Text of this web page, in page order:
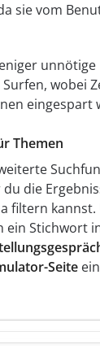
sie vom
unnötige
wobei
eingespart
Themen
die
filtern kannst.
ein Stichwort
Seite